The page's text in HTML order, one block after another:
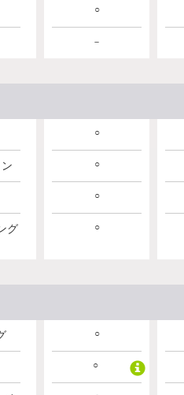
○
－
グ
○
○
○
○
○
○